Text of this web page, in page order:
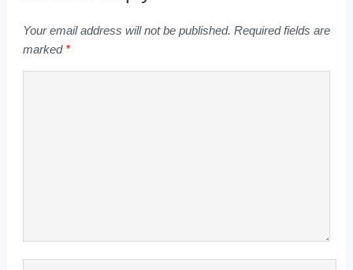
Your email address will not be published. Required fields are
marked *